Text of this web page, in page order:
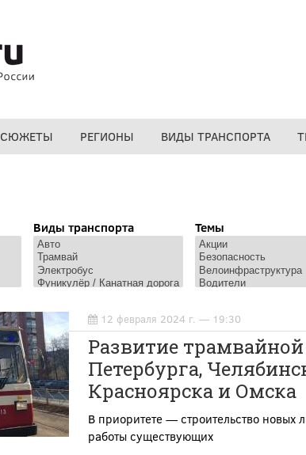
СЮЖЕТЫ РЕГИОНЫ ВИДЫ ТРАНСПОРТА
Виды транспорта Темы
12 февраля 2024 г. — 19:30
Развитие трамвайной
Петербурга,
Красноярска и Омска
В приоритете — строительство новых
работы существующих